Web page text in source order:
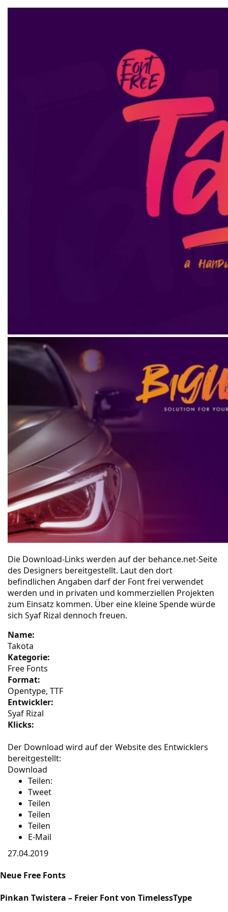
Die Download-Links werden auf der behance.net-Seite
des Designers bereitgestellt. Laut den dort
befindlichen Angaben darf der Font frei verwendet
werden und in privaten und kommerziellen Projekten
zum Einsatz kommen. Über eine kleine Spende würde
sich Syaf Rizal dennoch freuen.
Name:
Takota
Kategorie:
Free Fonts
Format:
Opentype, TTF
Entwickler:
Syaf Rizal
Klicks:
Der Download wird auf der Website des Entwicklers
bereitgestellt:
Download
Teilen:
Tweet
Teilen
Teilen
Teilen
E-Mail
27.04.2019
Neue Free Fonts
Pinkan Twistera – Freier Font von TimelessType